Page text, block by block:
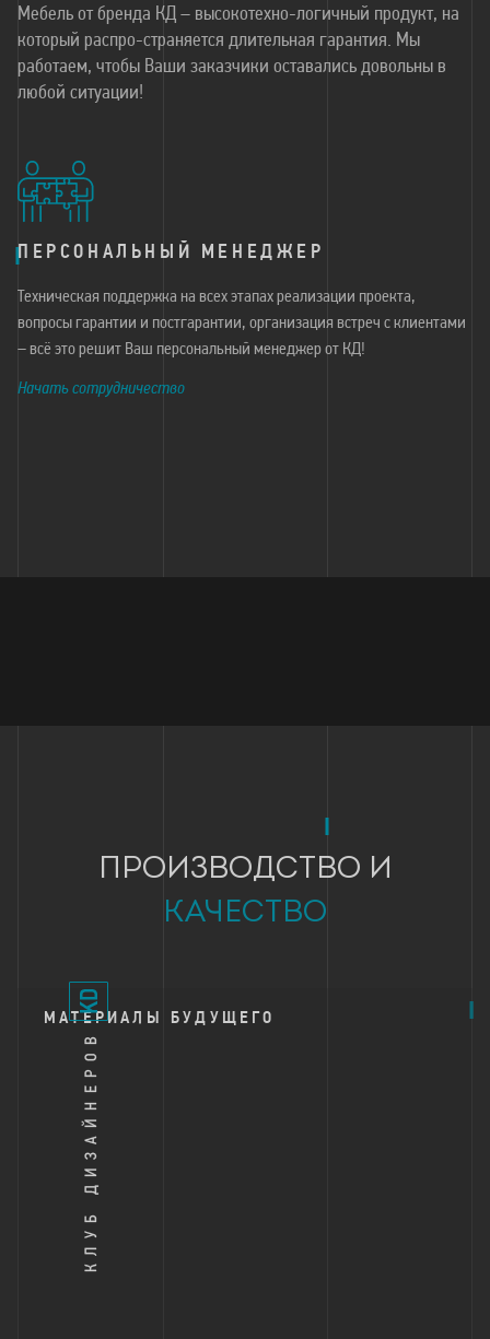
Мебель от бренда КД – высокотехно-логичный продукт, на
который распро-страняется длительная гарантия. Мы
работаем, чтобы Ваши заказчики оставались довольны в
любой ситуации!
ПЕРСОНАЛЬНЫЙ МЕНЕДЖЕР
Техническая поддержка на всех этапах реализации проекта,
вопросы гарантии и постгарантии, организация встреч с клиентами
– всё это решит Ваш персональный менеджер от КД!
Начать сотрудничество
ПРОИЗВОДСТВО И
КАЧЕСТВО
МАТЕРИАЛЫ БУДУЩЕГО